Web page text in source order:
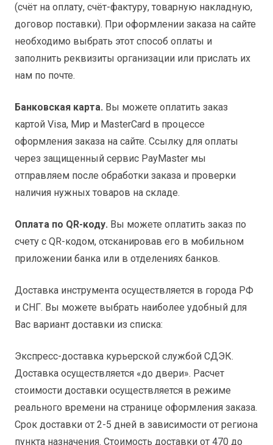
(счёт на оплату, счёт-фактуру, товарную накладную,
договор поставки). При оформлении заказа на сайте
необходимо выбрать этот способ оплаты и
заполнить реквизиты организации или прислать их
нам по почте.
Банковская карта. Вы можете оплатить заказ
картой Visa, Мир и MasterCard в процессе
оформления заказа на сайте. Ссылку для оплаты
через защищенный сервис PayMaster мы
отправляем после обработки заказа и проверки
наличия нужных товаров на складе.
Оплата по QR-коду. Вы можете оплатить заказ по
счету с QR-кодом, отсканировав его в мобильном
приложении банка или в отделениях банков.
Доставка инструмента осуществляется в города РФ
и СНГ. Вы можете выбрать наиболее удобный для
Вас вариант доставки из списка:
Экспресс-доставка курьерской службой СДЭК.
Доставка осуществляется «до двери». Расчет
стоимости доставки осуществляется в режиме
реального времени на странице оформления заказа.
Срок доставки от 2-5 дней в зависимости от региона
пункта назначения. Стоимость доставки от 470 до